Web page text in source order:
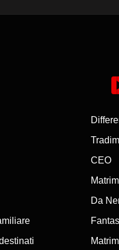
rapidi e restano impressi nello
disponibili per guardare i
la narrazione in formato breve
e le conseguenze seguono.
sviluppa in episodi compatti e
più intense da divorare.
CEO
Da